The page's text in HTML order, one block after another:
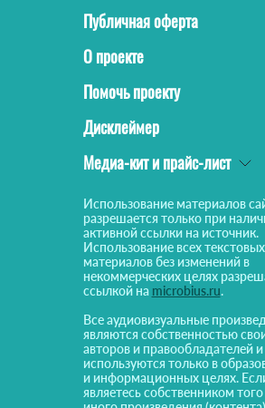
Публичная оферта
О проекте
Помочь проекту
Дисклеймер
Медиа-кит и прайс-лист
Использование материалов
разрешается только при
активной ссылки на источник.
Использование всех текстовых
материалов без изменений в
некоммерческих целях
ссылкой на microbius.ru.
Все аудиовизуальные
являются собственностью
авторов и правообладателей и
используются только в
и информационных целях.
являетесь собственником